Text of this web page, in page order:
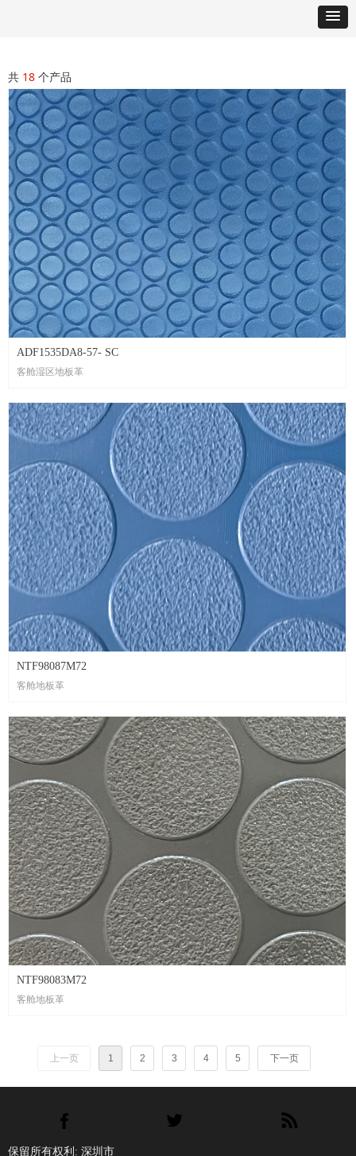
共 18 个产品
ADF1535DA8-57- SC
客舱湿区地板革
NTF98087M72
客舱地板革
NTF98083M72
客舱地板革
上一页 1 2 3 4 5 下一页
保留所有权利: 深圳市